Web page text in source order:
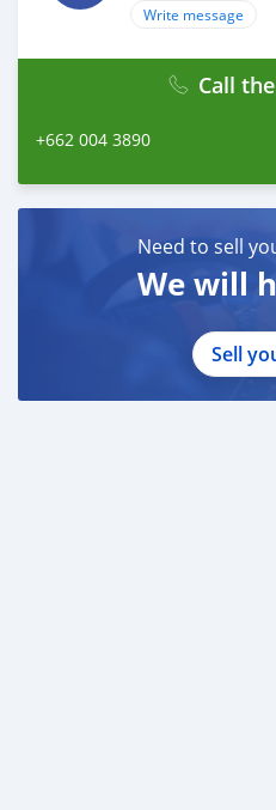
Write message
Call
+662 004 3890
Need to sell
We will
Sell